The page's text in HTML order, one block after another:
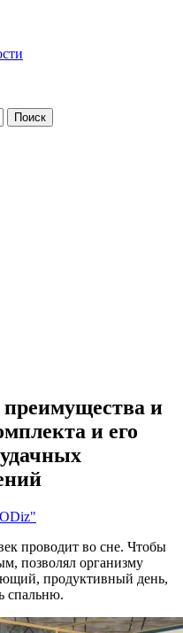
и
и его
проводит во сне. Чтобы
позволял организму
продуктивный день,
спальню.